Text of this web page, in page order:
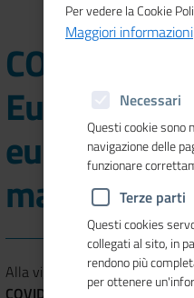
COVID-19: il
europeo
marzo
Alla vigilia della
COVID-19
, che rappresenterà
Per vedere la Cookie
Maggiori informazioni
Necessari
Questi cookie sono
navigazione delle
funzionare
Terze parti
Questi cookies
collegati al sito, in
rendono più
per ottenere